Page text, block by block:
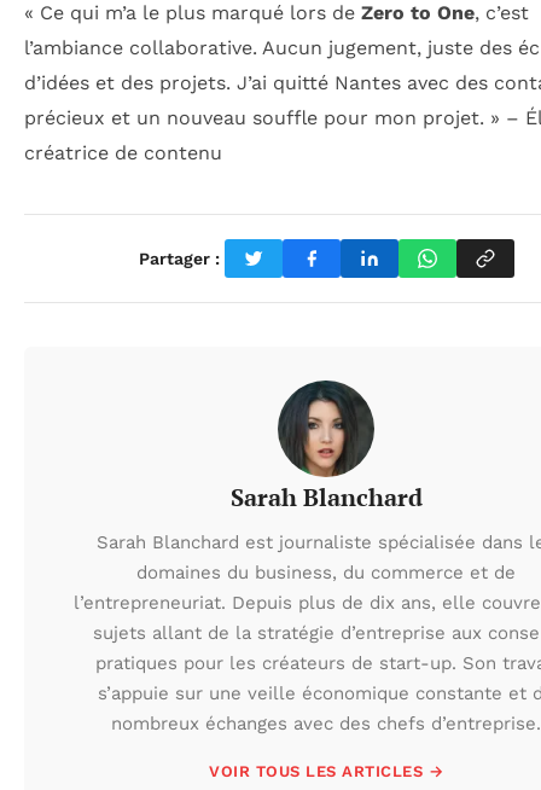
« Ce qui m’a le plus marqué lors de Zero to One, c’est
l’ambiance collaborative. Aucun jugement, juste des
d’idées et des projets. J’ai quitté Nantes avec des
précieux et un nouveau souffle pour mon projet. » –
créatrice de contenu
Partager :
Sarah Blanchard
Sarah Blanchard est journaliste spécialisée dans
domaines du business, du commerce et de
l’entrepreneuriat. Depuis plus de dix ans, elle
sujets allant de la stratégie d’entreprise aux
pratiques pour les créateurs de start-up. Son
s’appuie sur une veille économique constante et
nombreux échanges avec des chefs d’entreprise.
VOIR TOUS LES ARTICLES →